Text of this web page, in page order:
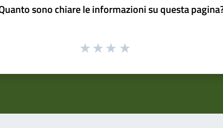
sono chiare le informazioni su questa